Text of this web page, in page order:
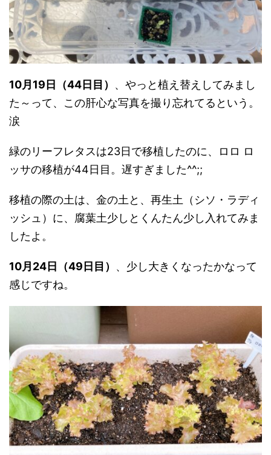
10月19日（44日目） 、やっと植え替えしてみまし
た～って、この肝心な写真を撮り忘れてるという。
涙
緑のリーフレタスは23日で移植したのに、ロロ ロ
ッサの移植が44日目。遅すぎました^^;;
移植の際の土は、金の土と、再生土（シソ・ラディ
ッシュ）に、腐葉土少しとくんたん少し入れてみま
したよ。
10月24日（49日目） 、少し大きくなったかなって
感じですね。